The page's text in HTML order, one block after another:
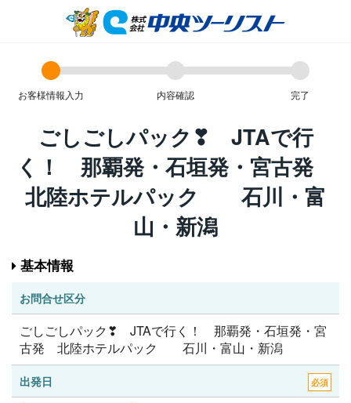
お客様情報入力 内容確認 完了
ごしごしパック❣ JTAで行
く！ 那覇発・石垣発・宮古発
北陸ホテルパック 石川・富
山・新潟
基本情報
お問合せ区分
ごしごしパック❣ JTAで行く！ 那覇発・石垣発・宮
古発 北陸ホテルパック 石川・富山・新潟
出発日 必須